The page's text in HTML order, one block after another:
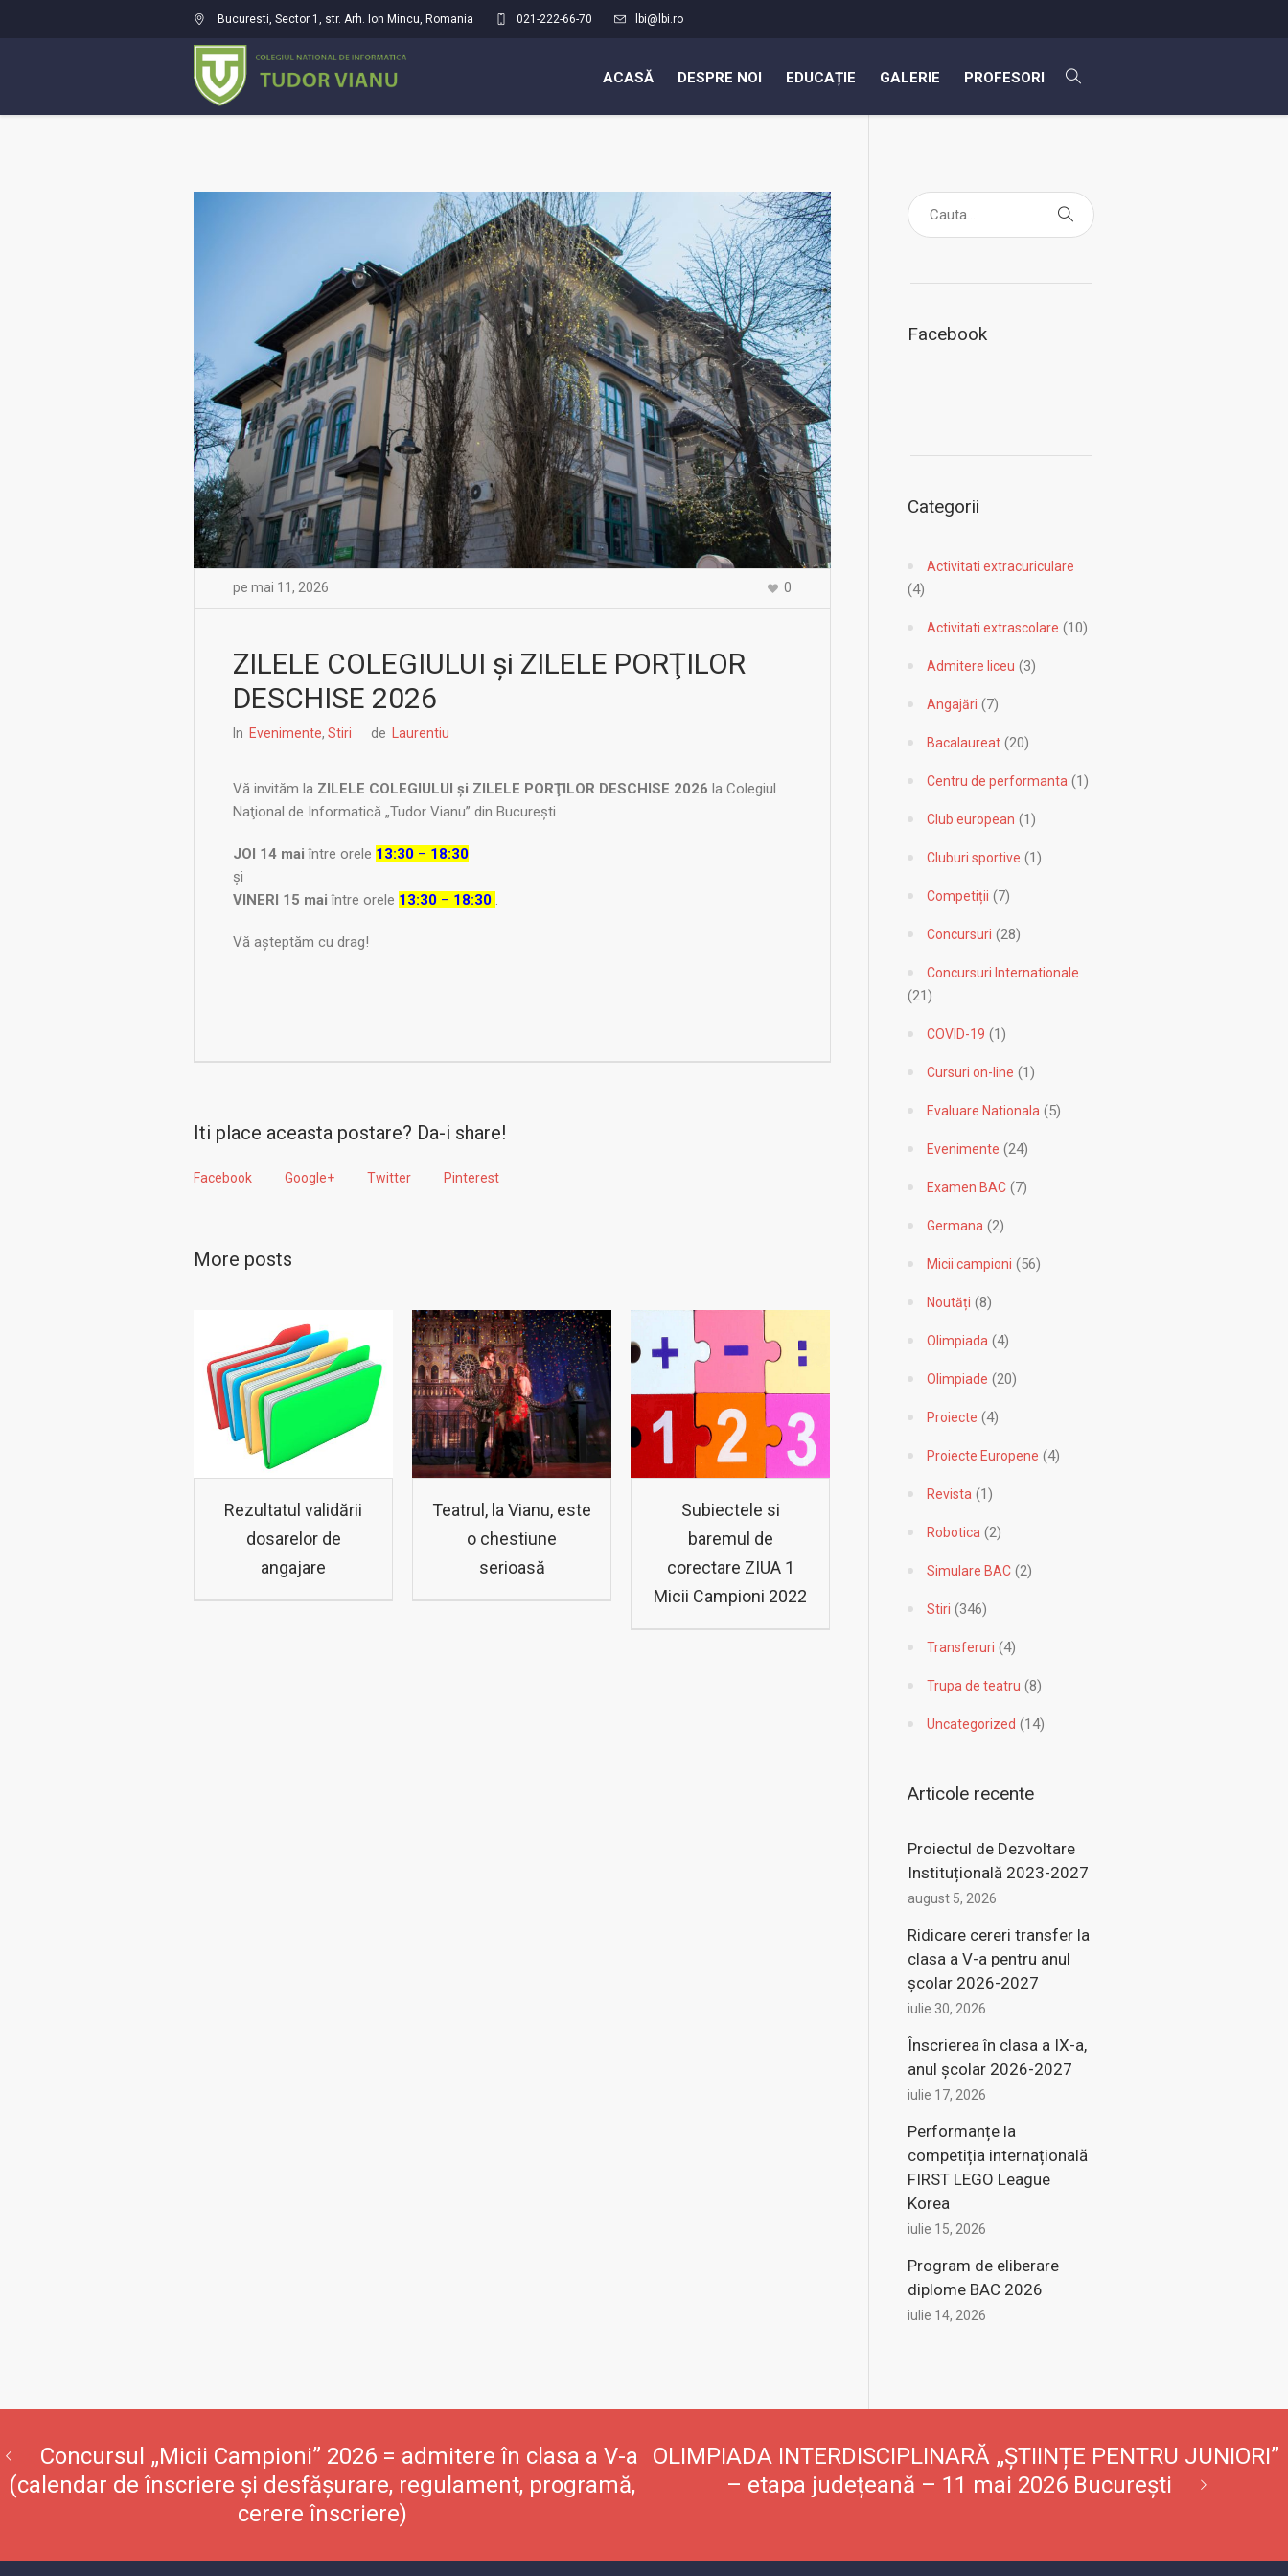
Bucuresti, Sector 1, str. Arh. Ion Mincu, Romania 021-222-66-70 lbi@lbi.ro
ACASĂ DESPRE NOI EDUCAȚIE GALERIE PROFESORI
pe mai 11 , 2026 0
ZILELE COLEGIULUI şi ZILELE PORŢILOR
DESCHISE 2026
In Evenimente, Stiri de Laurentiu
Vă invităm la ZILELE COLEGIULUI şi ZILELE PORŢILOR DESCHISE 2026 la Colegiul
Naţional de Informatică „Tudor Vianu” din Bucureşti
JOI 14 mai între orele 13:30 – 18:30
şi
VINERI 15 mai între orele 13:30 – 18:30 .
Vă așteptăm cu drag!
Iti place aceasta postare? Da-i share!
Facebook Google+ Twitter Pinterest
More posts
Rezultatul validării
dosarelor de
angajare
Teatrul, la Vianu, este
o chestiune
serioasă
Subiectele si
baremul de
corectare ZIUA 1
Micii Campioni 2022
Facebook
Categorii
Activitati extracuriculare
(4)
Activitati extrascolare (10)
Admitere liceu (3)
Angajări (7)
Bacalaureat (20)
Centru de performanta (1)
Club european (1)
Cluburi sportive (1)
Competiții (7)
Concursuri (28)
Concursuri Internationale
(21)
COVID-19 (1)
Cursuri on-line (1)
Evaluare Nationala (5)
Evenimente (24)
Examen BAC (7)
Germana (2)
Micii campioni (56)
Noutăți (8)
Olimpiada (4)
Olimpiade (20)
Proiecte (4)
Proiecte Europene (4)
Revista (1)
Robotica (2)
Simulare BAC (2)
Stiri (346)
Transferuri (4)
Trupa de teatru (8)
Uncategorized (14)
Articole recente
Proiectul de Dezvoltare
Instituțională 2023-2027
august 5, 2026
Ridicare cereri transfer la
clasa a V-a pentru anul
şcolar 2026-2027
iulie 30, 2026
Înscrierea în clasa a IX-a,
anul şcolar 2026-2027
iulie 17, 2026
Performanțe la
competiția internațională
FIRST LEGO League
Korea
iulie 15, 2026
Program de eliberare
diplome BAC 2026
iulie 14, 2026
Concursul „Micii Campioni” 2026 = admitere în clasa a V-a
(calendar de înscriere și desfășurare, regulament, programă,
cerere înscriere)
OLIMPIADA INTERDISCIPLINARĂ „ȘTIINȚE PENTRU JUNIORI”
– etapa județeană – 11 mai 2026 București